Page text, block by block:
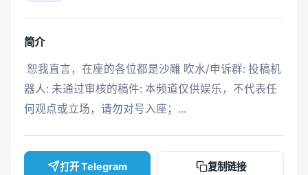
简介
器人: 未通过审核的稿件: 本频道仅供娱乐，不代表任
何观点或立场，请勿对号入座；...
打开 Telegram 复制链接